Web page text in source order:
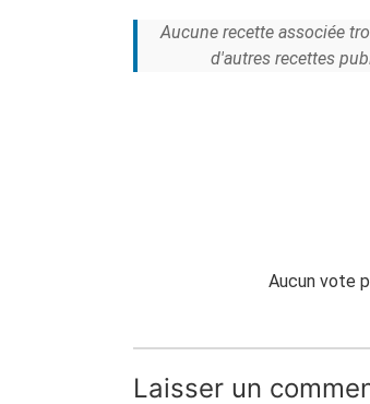
Aucune recette associée
d'autres recettes
Aucun vote
Laisser un